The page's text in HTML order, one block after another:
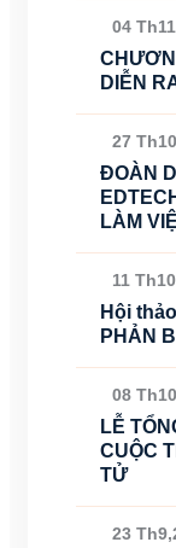
04
DIỄN
27
ĐOÀN
LÀM
11
Hội
PHẢN
08
LỄ
CUỘC
TỬ
23